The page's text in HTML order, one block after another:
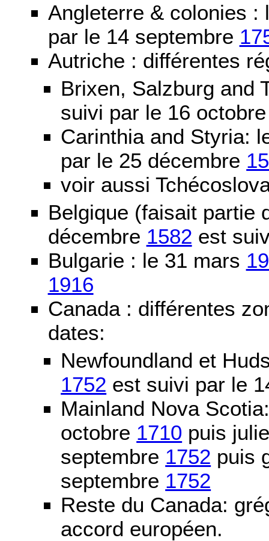
Angleterre & colonies
par le 14 septembre
Autriche : différentes
Brixen, Salzburg and
suivi par le 16
Carinthia and Styria:
par le 25 décembre
voir aussi
Belgique (faisait partie
décembre 1582 est
Bulgarie : le 31 mars
1916
Canada : différentes
dates:
Newfoundland et
1752 est suivi par le
Mainland Nova
octobre 1710 puis
septembre 1752 puis
septembre 1752
Reste du Canada:
accord européen.